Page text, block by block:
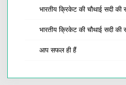
भारतीय क्रिकेट की चौथाई सदी
भारतीय क्रिकेट की चौथाई सदी
आप सफल ही हैं